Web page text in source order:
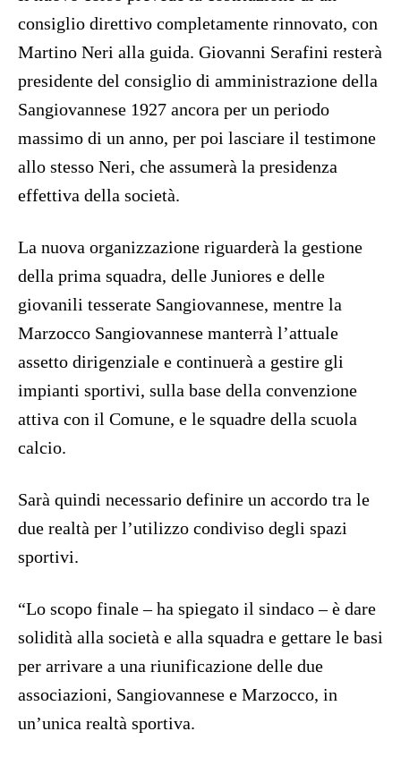
consiglio direttivo completamente rinnovato, con
Martino Neri alla guida. Giovanni Serafini resterà
presidente del consiglio di amministrazione della
Sangiovannese 1927 ancora per un periodo
massimo di un anno, per poi lasciare il testimone
allo stesso Neri, che assumerà la presidenza
effettiva della società.
La nuova organizzazione riguarderà la gestione
della prima squadra, delle Juniores e delle
giovanili tesserate Sangiovannese, mentre la
Marzocco Sangiovannese manterrà l’attuale
assetto dirigenziale e continuerà a gestire gli
impianti sportivi, sulla base della convenzione
attiva con il Comune, e le squadre della scuola
calcio.
Sarà quindi necessario definire un accordo tra le
due realtà per l’utilizzo condiviso degli spazi
sportivi.
“Lo scopo finale – ha spiegato il sindaco – è dare
solidità alla società e alla squadra e gettare le basi
per arrivare a una riunificazione delle due
associazioni, Sangiovannese e Marzocco, in
un’unica realtà sportiva.